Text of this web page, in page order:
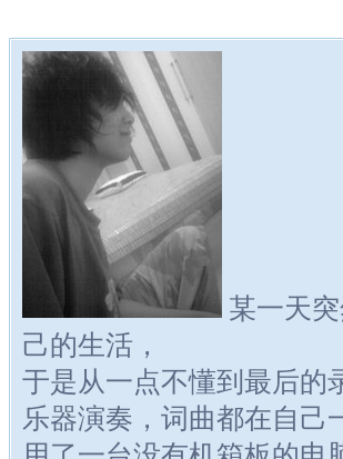
某一天
己的生活，
于是从一点不懂到最后的
乐器演奏，词曲都在自己